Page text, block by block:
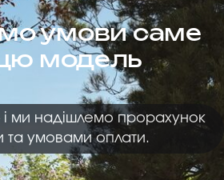
умови саме
модель
і ми надішлемо прорахунок
та умовами оплати.